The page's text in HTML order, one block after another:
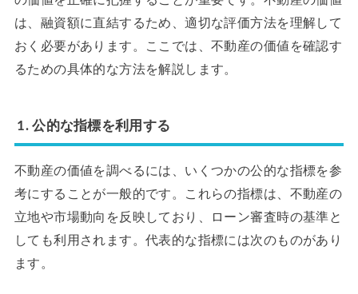
は、融資額に直結するため、適切な評価方法を理解して
おく必要があります。ここでは、不動産の価値を確認す
るための具体的な方法を解説します。
1. 公的な指標を利用する
不動産の価値を調べるには、いくつかの公的な指標を参
考にすることが一般的です。これらの指標は、不動産の
立地や市場動向を反映しており、ローン審査時の基準と
しても利用されます。代表的な指標には次のものがあり
ます。